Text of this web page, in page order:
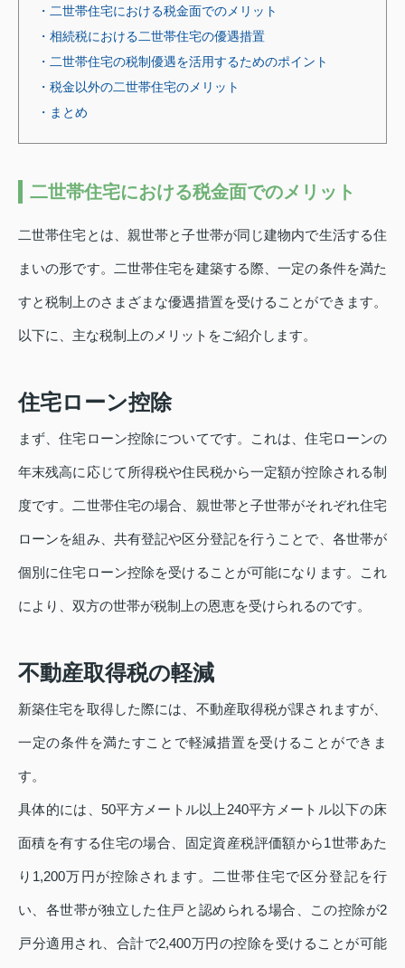
・二世帯住宅における税金面でのメリット
・相続税における二世帯住宅の優遇措置
・二世帯住宅の税制優遇を活用するためのポイント
・税金以外の二世帯住宅のメリット
・まとめ
二世帯住宅における税金面でのメリット
二世帯住宅とは、親世帯と子世帯が同じ建物内で生活する住
まいの形です。二世帯住宅を建築する際、一定の条件を満た
すと税制上のさまざまな優遇措置を受けることができます。
以下に、主な税制上のメリットをご紹介します。
住宅ローン控除
まず、住宅ローン控除についてです。これは、住宅ローンの
年末残高に応じて所得税や住民税から一定額が控除される制
度です。二世帯住宅の場合、親世帯と子世帯がそれぞれ住宅
ローンを組み、共有登記や区分登記を行うことで、各世帯が
個別に住宅ローン控除を受けることが可能になります。これ
により、双方の世帯が税制上の恩恵を受けられるのです。
不動産取得税の軽減
新築住宅を取得した際には、不動産取得税が課されますが、
一定の条件を満たすことで軽減措置を受けることができま
す。
具体的には、50平方メートル以上240平方メートル以下の床
面積を有する住宅の場合、固定資産税評価額から1世帯あた
り1,200万円が控除されます。二世帯住宅で区分登記を行
い、各世帯が独立した住戸と認められる場合、この控除が2
戸分適用され、合計で2,400万円の控除を受けることが可能